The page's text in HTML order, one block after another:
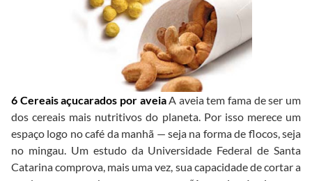
6 Cereais açucarados por aveiaA aveia tem fama de ser um
dos cereais mais nutritivos do planeta. Por isso merece um
espaço logo no café da manhã — seja na forma de flocos, seja
no mingau. Um estudo da Universidade Federal de Santa
Catarina comprova, mais uma vez, sua capacidade de cortar a